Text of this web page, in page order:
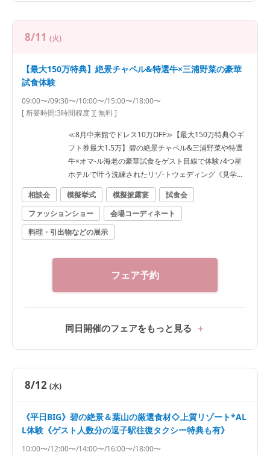
8/11 (火)
【最大150万特典】絶景チャペル&特選牛×三浦野菜の豪華
試食体験
09:00〜/09:30〜/10:00〜/15:00〜/18:00〜
[ 所要時間:3時間程度][ 無料 ]
≪8月中来館でドレス10万OFF≫【最大150万特典◇ギ
フト券最大1.5万】碧の絶景チャペル&三浦野菜や特選
牛×オマ-ル海老の豪華試食をゲスト目線で体験♪4つ星
ホテルで叶う洗練されたリゾ-トウェディング《見学日
は逗子駅往復タクシー送迎有》
相談会 模擬挙式 模擬披露宴
試食会
ファッションショー
会場コーディネート
料理・引出物などの展示
フェア予約
同日開催のフェアをもっと見る
8/12 (水)
《平日BIG》碧の絶景＆葉山の厳選食材◇上質リゾート*AL
L体験《ゲスト人数分の逗子駅往復タクシー特典も有》
10:00〜/12:00〜/14:00〜/16:00〜/18:00〜